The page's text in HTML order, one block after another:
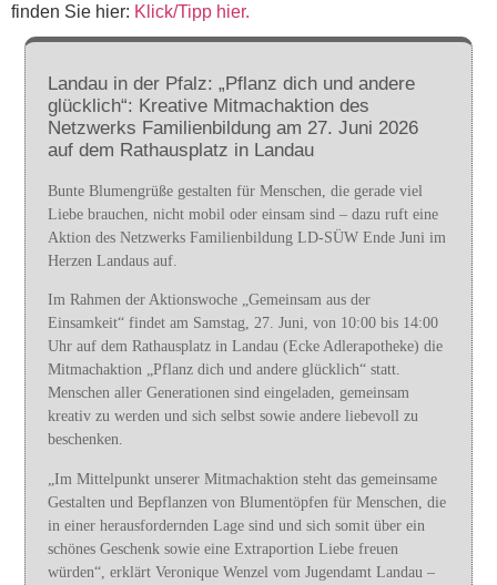
finden Sie hier: Klick/Tipp hier.
Landau in der Pfalz: „Pflanz dich und andere
glücklich“: Kreative Mitmachaktion des
Netzwerks Familienbildung am 27. Juni 2026
auf dem Rathausplatz in Landau
Bunte Blumengrüße gestalten für Menschen, die gerade viel
Liebe brauchen, nicht mobil oder einsam sind – dazu ruft eine
Aktion des Netzwerks Familienbildung LD-SÜW Ende Juni im
Herzen Landaus auf.
Im Rahmen der Aktionswoche „Gemeinsam aus der
Einsamkeit“ findet am Samstag, 27. Juni, von 10:00 bis 14:00
Uhr auf dem Rathausplatz in Landau (Ecke Adlerapotheke) die
Mitmachaktion „Pflanz dich und andere glücklich“ statt.
Menschen aller Generationen sind eingeladen, gemeinsam
kreativ zu werden und sich selbst sowie andere liebevoll zu
beschenken.
„Im Mittelpunkt unserer Mitmachaktion steht das gemeinsame
Gestalten und Bepflanzen von Blumentöpfen für Menschen, die
in einer herausfordernden Lage sind und sich somit über ein
schönes Geschenk sowie eine Extraportion Liebe freuen
würden“, erklärt Veronique Wenzel vom Jugendamt Landau –